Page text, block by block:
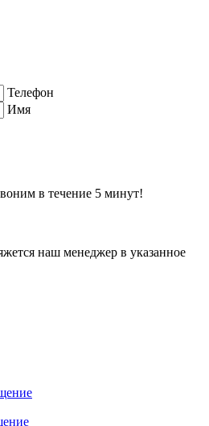
Телефон
Имя
в течение 5 минут!
наш менеджер в указанное